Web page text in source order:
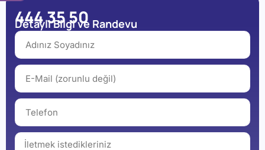
444 35 50
Detaylı Bilgi ve Randevu